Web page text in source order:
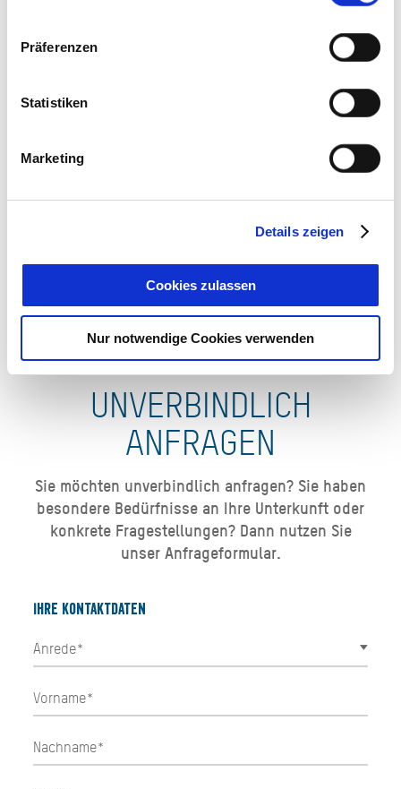
Präferenzen
Statistiken
Marketing
Details zeigen
Cookies zulassen
Nur notwendige Cookies verwenden
UNVERBINDLICH
ANFRAGEN
Sie möchten unverbindlich anfragen? Sie haben
besondere Bedürfnisse an Ihre Unterkunft oder
konkrete Fragestellungen? Dann nutzen Sie
unser Anfrageformular.
Ihre Kontaktdaten